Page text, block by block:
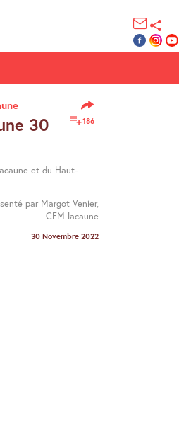
186
30
et du Haut-
par Margot Venier,
CFM lacaune
30 Novembre 2022